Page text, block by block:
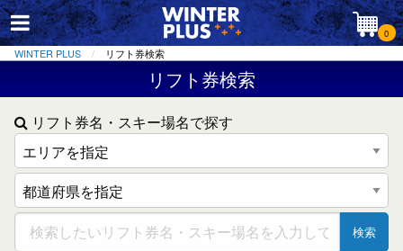
0
WINTER PLUS リフト券検索
リフト券検索
リフト券名・スキー場名で探す
検索